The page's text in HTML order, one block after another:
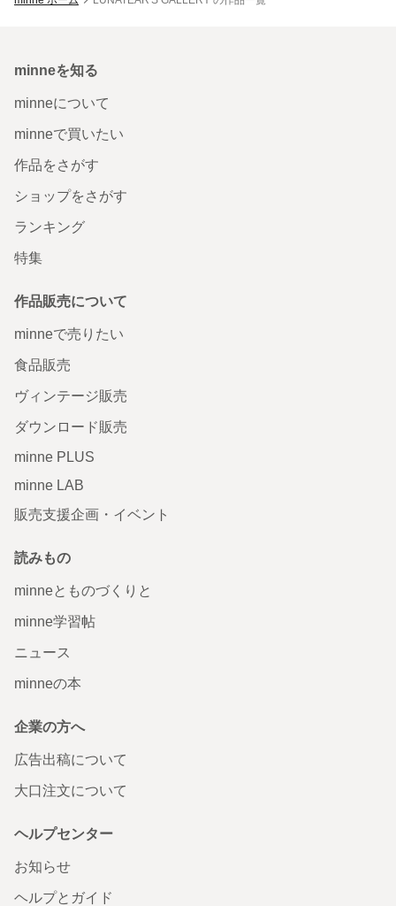
minneを知る
minneについて
minneで買いたい
作品をさがす
ショップをさがす
ランキング
特集
作品販売について
minneで売りたい
食品販売
ヴィンテージ販売
ダウンロード販売
minne PLUS
minne LAB
販売支援企画・イベント
読みもの
minneとものづくりと
minne学習帖
ニュース
minneの本
企業の方へ
広告出稿について
大口注文について
ヘルプセンター
お知らせ
ヘルプとガイド